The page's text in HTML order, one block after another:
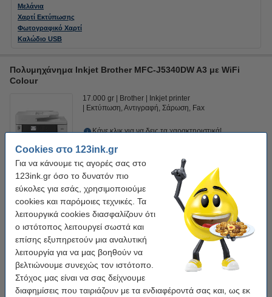
Cookies στο 123ink.gr
Για να κάνουμε τις αγορές σας στο
123ink.gr όσο το δυνατόν πιο
εύκολες για εσάς, χρησιμοποιούμε
cookies και παρόμοιες τεχνικές. Τα
λειτουργικά cookies διασφαλίζουν ότι
ο ιστότοπος λειτουργεί σωστά και
επίσης εξυπηρετούν μια αναλυτική
λειτουργία για να μας βοηθούν να
βελτιώνουμε συνεχώς τον ιστότοπο.
Στόχος μας είναι να σας δείχνουμε
διαφημίσεις που ταιριάζουν με τα ενδιαφέροντά σας και, ως εκ
Μελάνια
Χαρτί Εκτύπωσης
Φωτογραφικό Χαρτί
Καλώδιο USB
Πολυμηχάνημα Ιnkjet Brother MFC-J5340DW A3 με WiFi
Colour
17.000 gr Brother
Inkjet printer
Εκτύπωση, Αντιγραφή, Σάρωση, Fax
Κάνε κλικ για να δεις τα χαρακτηριστικά!
Διαθέσιμο
239,00 €
Βάλε στο καλάθι το 4-pack
Προσφορά: Η έκδοση 123ink αντικαθιστά τo Μελάνι Brother
LC-422 Black + 3 Colours 4-pack
77,50 €
Καλώδια Εκτυπωτή
Η Brother ΔΕΝ περιλαμβάνει καλώδιο USB.